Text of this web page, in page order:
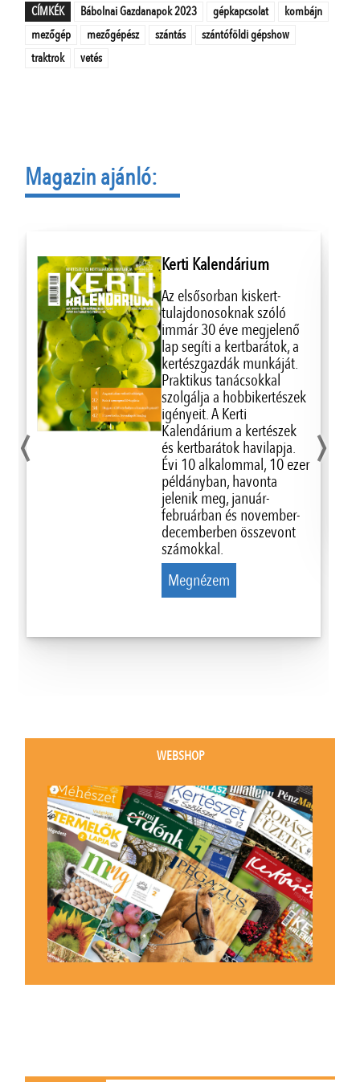
CÍMKÉK Bábolnai Gazdanapok 2023 gépkapcsolat
kombájn
mezőgép
mezőgépész szántás
szántóföldi gépshow
traktrok
vetés
Magazin ajánló:
Kerti Kalendárium
Az elsősorban kiskert-
tulajdonosoknak szóló
immár 30 éve megjelenő
lap segíti a kertbarátok, a
kertészgazdák munkáját.
Praktikus tanácsokkal
szolgálja a hobbikertészek
igényeit. A Kerti
Kalendárium a kertészek
és kertbarátok havilapja.
Évi 10 alkalommal, 10 ezer
példányban, havonta
jelenik meg, január-
februárban és november-
decemberben összevont
számokkal.
Megnézem
‹ ›
WEBSHOP